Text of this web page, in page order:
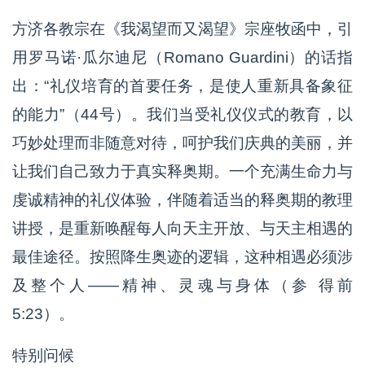
方济各教宗在《我渴望而又渴望》宗座牧函中，引
用罗马诺·瓜尔迪尼（Romano Guardini）的话指
出：“礼仪培育的首要任务，是使人重新具备象征
的能力”（44号）。我们当受礼仪仪式的教育，以
巧妙处理而非随意对待，呵护我们庆典的美丽，并
让我们自己致力于真实释奥期。一个充满生命力与
虔诚精神的礼仪体验，伴随着适当的释奥期的教理
讲授，是重新唤醒每人向天主开放、与天主相遇的
最佳途径。按照降生奥迹的逻辑，这种相遇必须涉
及整个人——精神、灵魂与身体（参 得前
5:23）。
特别问候